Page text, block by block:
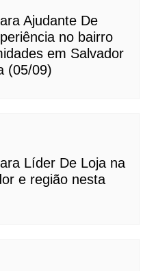
Ajudante De
no bairro
em Salvador
(05/09)
Líder De Loja na
e região nesta